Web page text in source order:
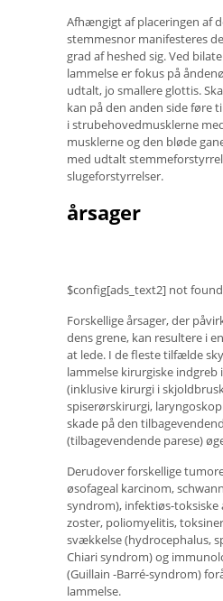
Afhængigt af placeringen af
stemmesnor manifesteres
grad af heshed sig. Ved
lammelse er fokus på
udtalt, jo smallere glottis.
kan på den anden side føre
i strubehovedmusklerne
musklerne og den bløde
med udtalt
slugeforstyrrelser.
årsager
$config[ads_text2] not found
Forskellige årsager, der
dens grene, kan resultere i en
at lede. I de fleste tilfælde
lammelse kirurgiske
(inklusive kirurgi i
spiserørskirurgi,
skade på den
(tilbagevendende parese)
Derudover forskellige
øsofageal karcinom,
syndrom), infektiøs-toksiske
zoster, poliomyelitis,
svækkelse (hydrocephalus,
Chiari syndrom) og
(Guillain -Barré-syndrom)
lammelse.